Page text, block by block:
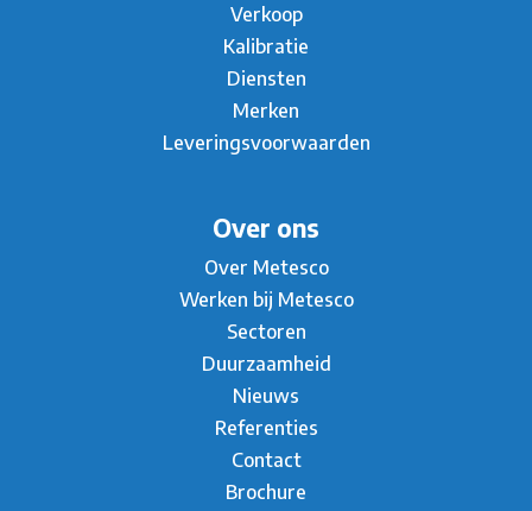
Verkoop
Kalibratie
Diensten
Merken
Leveringsvoorwaarden
Over ons
Over Metesco
Werken bij Metesco
Sectoren
Duurzaamheid
Nieuws
Referenties
Contact
Brochure